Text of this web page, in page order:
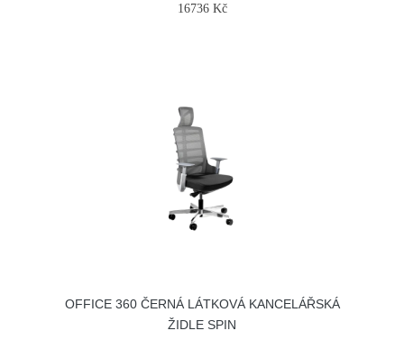
16736 Kč
OFFICE 360 ČERNÁ LÁTKOVÁ KANCELÁŘSKÁ
ŽIDLE SPIN